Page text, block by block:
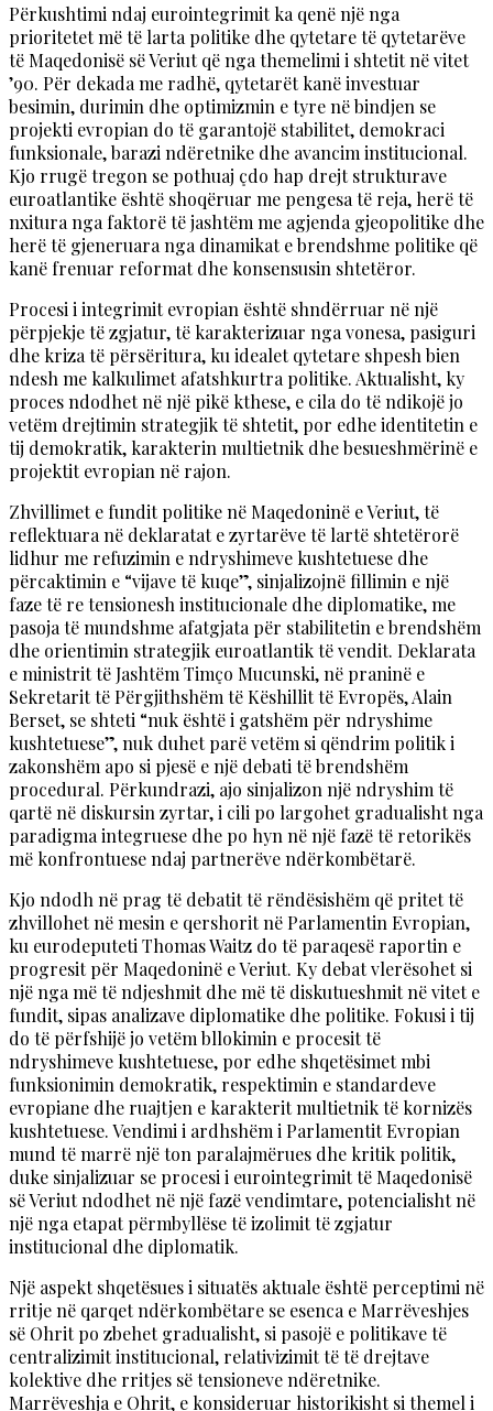
Përkushtimi ndaj eurointegrimit ka qenë një nga
prioritetet më të larta politike dhe qytetare të qytetarëve
të Maqedonisë së Veriut që nga themelimi i shtetit në vitet
’90. Për dekada me radhë, qytetarët kanë investuar
besimin, durimin dhe optimizmin e tyre në bindjen se
projekti evropian do të garantojë stabilitet, demokraci
funksionale, barazi ndëretnike dhe avancim institucional.
Kjo rrugë tregon se pothuaj çdo hap drejt strukturave
euroatlantike është shoqëruar me pengesa të reja, herë të
nxitura nga faktorë të jashtëm me agjenda gjeopolitike dhe
herë të gjeneruara nga dinamikat e brendshme politike që
kanë frenuar reformat dhe konsensusin shtetëror.
Procesi i integrimit evropian është shndërruar në një
përpjekje të zgjatur, të karakterizuar nga vonesa, pasiguri
dhe kriza të përsëritura, ku idealet qytetare shpesh bien
ndesh me kalkulimet afatshkurtra politike. Aktualisht, ky
proces ndodhet në një pikë kthese, e cila do të ndikojë jo
vetëm drejtimin strategjik të shtetit, por edhe identitetin e
tij demokratik, karakterin multietnik dhe besueshmërinë e
projektit evropian në rajon.
Zhvillimet e fundit politike në Maqedoninë e Veriut, të
reflektuara në deklaratat e zyrtarëve të lartë shtetërorë
lidhur me refuzimin e ndryshimeve kushtetuese dhe
përcaktimin e “vijave të kuqe”, sinjalizojnë fillimin e një
faze të re tensionesh institucionale dhe diplomatike, me
pasoja të mundshme afatgjata për stabilitetin e brendshëm
dhe orientimin strategjik euroatlantik të vendit. Deklarata
e ministrit të Jashtëm Timço Mucunski, në praninë e
Sekretarit të Përgjithshëm të Këshillit të Evropës, Alain
Berset, se shteti “nuk është i gatshëm për ndryshime
kushtetuese”, nuk duhet parë vetëm si qëndrim politik i
zakonshëm apo si pjesë e një debati të brendshëm
procedural. Përkundrazi, ajo sinjalizon një ndryshim të
qartë në diskursin zyrtar, i cili po largohet gradualisht nga
paradigma integruese dhe po hyn në një fazë të retorikës
më konfrontuese ndaj partnerëve ndërkombëtarë.
Kjo ndodh në prag të debatit të rëndësishëm që pritet të
zhvillohet në mesin e qershorit në Parlamentin Evropian,
ku eurodeputeti Thomas Waitz do të paraqesë raportin e
progresit për Maqedoninë e Veriut. Ky debat vlerësohet si
një nga më të ndjeshmit dhe më të diskutueshmit në vitet e
fundit, sipas analizave diplomatike dhe politike. Fokusi i tij
do të përfshijë jo vetëm bllokimin e procesit të
ndryshimeve kushtetuese, por edhe shqetësimet mbi
funksionimin demokratik, respektimin e standardeve
evropiane dhe ruajtjen e karakterit multietnik të kornizës
kushtetuese. Vendimi i ardhshëm i Parlamentit Evropian
mund të marrë një ton paralajmërues dhe kritik politik,
duke sinjalizuar se procesi i eurointegrimit të Maqedonisë
së Veriut ndodhet në një fazë vendimtare, potencialisht në
një nga etapat përmbyllëse të izolimit të zgjatur
institucional dhe diplomatik.
Një aspekt shqetësues i situatës aktuale është perceptimi në
rritje në qarqet ndërkombëtare se esenca e Marrëveshjes
së Ohrit po zbehet gradualisht, si pasojë e politikave të
centralizimit institucional, relativizimit të të drejtave
kolektive dhe rritjes së tensioneve ndëretnike.
Marrëveshja e Ohrit, e konsideruar historikisht si themel i